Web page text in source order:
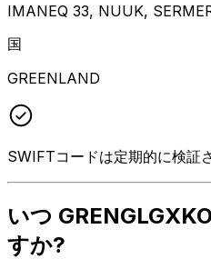
IMANEQ 33, NUUK,
国
GREENLAND
SWIFTコードは定期的に検証
いつ
すか?